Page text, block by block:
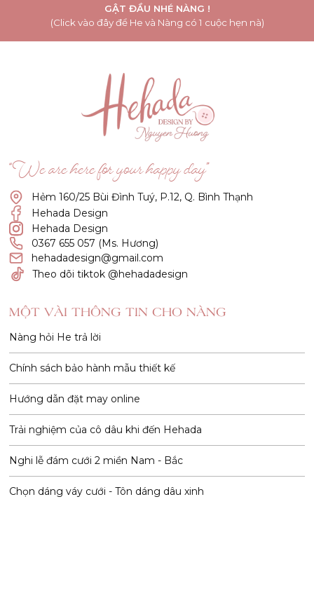
GẬT ĐẦU NHÉ NÀNG !
(Click vào đây để He và Nàng có 1 cuộc hẹn nà)
“We are here for your happy day”
Hẻm 160/25 Bùi Đình Tuý, P.12, Q. Bình Thạnh
Hehada Design
Hehada Design
0367 655 057 (Ms. Hương)
hehadadesign@gmail.com
Theo dõi tiktok @hehadadesign
MỘT VÀI THÔNG TIN CHO NÀNG
Nàng hỏi He trả lời
Chính sách bảo hành mẫu thiết kế
Hướng dẫn đặt may online
Trải nghiệm của cô dâu khi đến Hehada
Nghi lễ đám cưới 2 miền Nam - Bắc
Chọn dáng váy cưới - Tôn dáng dâu xinh